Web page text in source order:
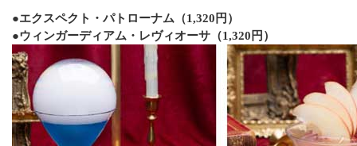
●エクスペクト・パトローナム（1,320円）
●ウィンガーディアム・レヴィオーサ（1,320円）